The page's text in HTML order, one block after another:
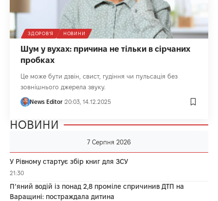
ЗДОРОВ'Я НОВИНИ
Шум у вухах: причина не тільки в сірчаних
пробках
Це може бути дзвін, свист, гудіння чи пульсація без
зовнішнього джерела звуку.
News Editor 20:03, 14.12.2025
НОВИНИ
7 Серпня 2026
У Рівному стартує збір книг для ЗСУ
21:30
П’яний водій із понад 2,8 проміле спричинив ДТП на
Варащині: постраждала дитина